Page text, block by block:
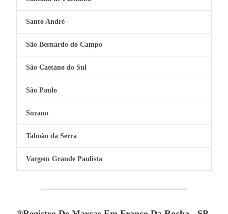
Santo André
São Bernardo do Campo
São Caetano do Sul
São Paulo
Suzano
Taboão da Serra
Vargem Grande Paulista